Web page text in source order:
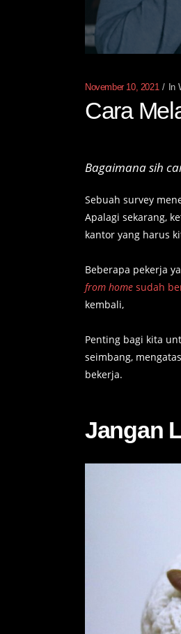
November 10, 2021 In
Cara
Bagaimanasih
Sebuah survey
Apalagi sekarang,
kantor yang harus
Beberapa pekerja
from home sudah
kembali,
Penting bagi kita
seimbang,
bekerja.
Jangan